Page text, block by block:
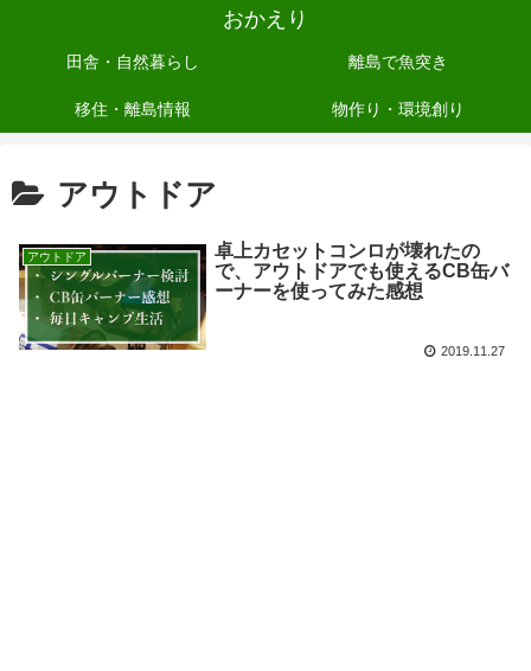
おかえり
田舎・自然暮らし 離島で魚突き
移住・離島情報 物作り・環境創り
アウトドア
アウトドア
卓上カセットコンロが壊れたの
で、アウトドアでも使えるCB缶バ
ーナーを使ってみた感想
2019.11.27